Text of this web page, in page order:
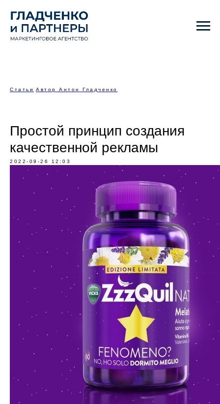
Статьи Автор Антон Гладченко
Простой принцип создания
качественной рекламы
2022-09-26 12:03